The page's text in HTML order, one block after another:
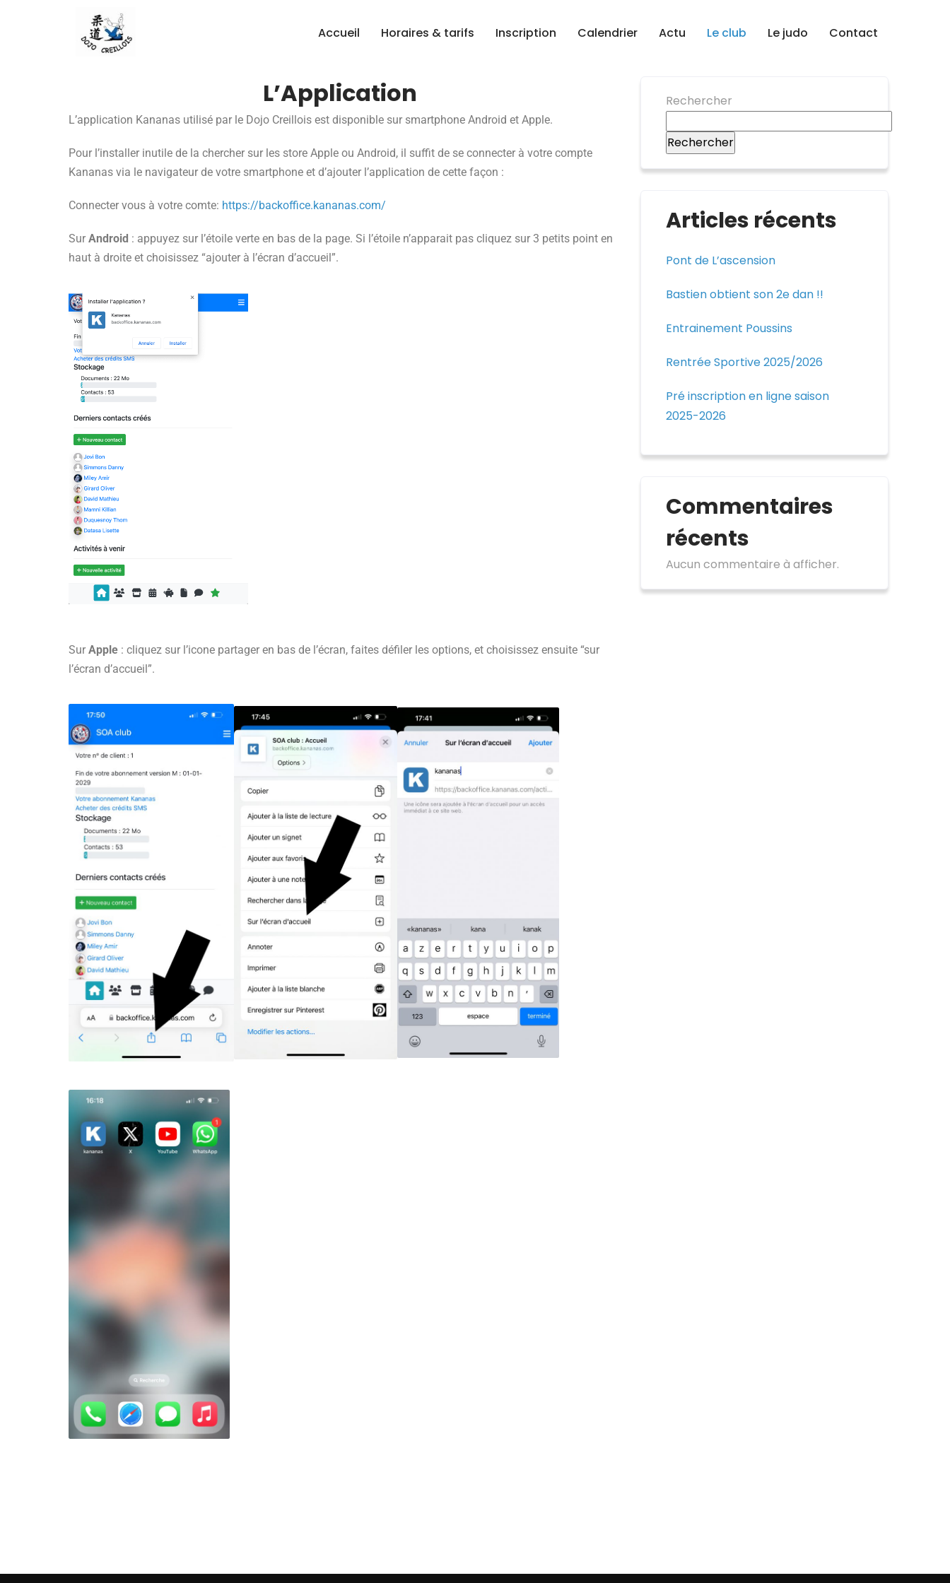
Accueil Horaires & tarifs Inscription Calendrier Actu Le club Le judo Contact
L’Application
L’application Kananas utilisé par le Dojo Creillois est disponible sur smartphone Android et Apple.
Pour l’installer inutile de la chercher sur les store Apple ou Android, il suffit de se connecter à votre compte
Kananas via le navigateur de votre smartphone et d’ajouter l’application de cette façon :
Connecter vous à votre comte: https://backoffice.kananas.com/
Sur Android : appuyez sur l’étoile verte en bas de la page. Si l’étoile n’apparait pas cliquez sur 3 petits point en
haut à droite et choisissez “ajouter à l’écran d’accueil”.
Sur Apple : cliquez sur l’icone partager en bas de l’écran, faites défiler les options, et choisissez ensuite “sur
l’écran d’accueil”.
Rechercher
Rechercher
Articles récents
Pont de L’ascension
Bastien obtient son 2e dan !!
Entrainement Poussins
Rentrée Sportive 2025/2026
Pré inscription en ligne saison
2025-2026
Commentaires
récents
Aucun commentaire à afficher.